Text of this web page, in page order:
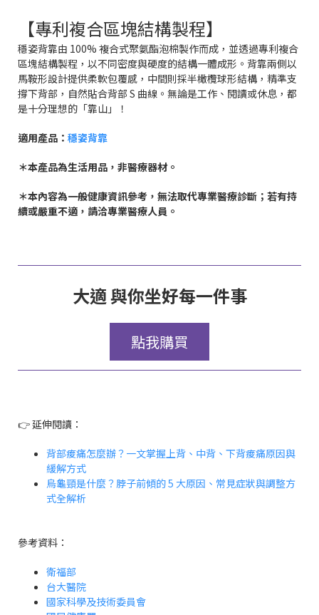
【專利複合區塊結構製程】
穩姿背靠由 100% 複合式聚氨酯泡棉製作而成，並透過專利複合
區塊結構製程，以不同密度與硬度的結構一體成形。背靠兩側以
馬鞍形設計提供柔軟包覆感，中間則採半橄欖球形結構，精準支
撐下背部，自然貼合背部 S 曲線。無論是工作、閱讀或休息，都
是十分理想的「靠山」！
適用產品： 穩姿背靠
＊本產品為生活用品，非醫療器材。
＊本內容為一般健康資訊參考，無法取代專業醫療診斷；若有持
續或嚴重不適，請洽專業醫療人員。
大適 與你坐好每一件事
點我購買
👉 延伸閱讀：
背部痠痛怎麼辦？一文掌握上背、中背、下背痠痛原因與
緩解方式
烏龜頸是什麼？脖子前傾的 5 大原因、常見症狀與調整方
式全解析
參考資料：
衛福部
台大醫院
國家科學及技術委員會